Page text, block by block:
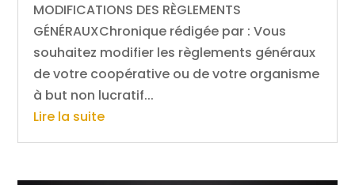
MODIFICATIONS DES RÈGLEMENTS
GÉNÉRAUXChronique rédigée par : Vous
souhaitez modifier les règlements généraux
de votre coopérative ou de votre organisme
à but non lucratif...
Lire la suite